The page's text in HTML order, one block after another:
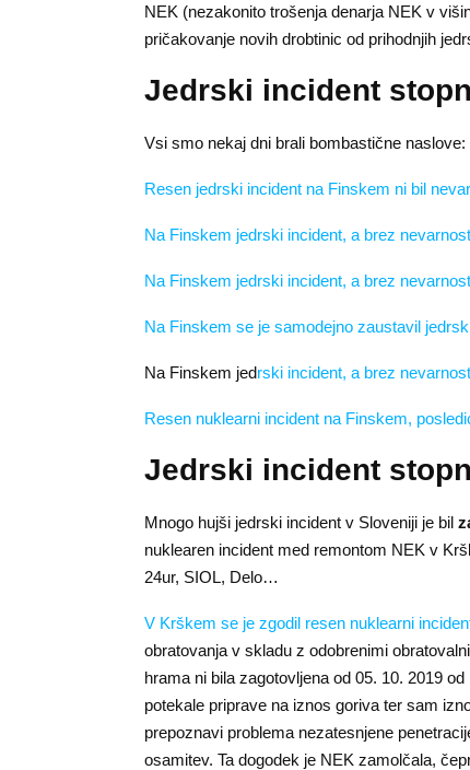
NEK (nezakonito trošenja denarja NEK v
pričakovanje novih drobtinic od prihodnjih
Jedrski incident
Vsi smo nekaj dni brali bombastične naslove:
Resen jedrski incident na Finskem ni bil
Na Finskem jedrski incident, a brez
Na Finskem jedrski incident, a brez
Na Finskem se je samodejno zaustavil
Na Finskem jedrski incident, a brez
Resen nuklearni incident na Finskem,
Jedrski incident
Mnogo hujši jedrski incident v Sloveniji je bil
nuklearen incident med remontom NEK v
24ur, SIOL, Delo…
V Krškem se je zgodil resen nuklearni
obratovanja v skladu z odobrenimi
hrama ni bila zagotovljena od 05. 10. 2019
potekale priprave na iznos goriva ter sam
prepoznavi problema nezatesnjene
osamitev. Ta dogodek je NEK zamolčala,